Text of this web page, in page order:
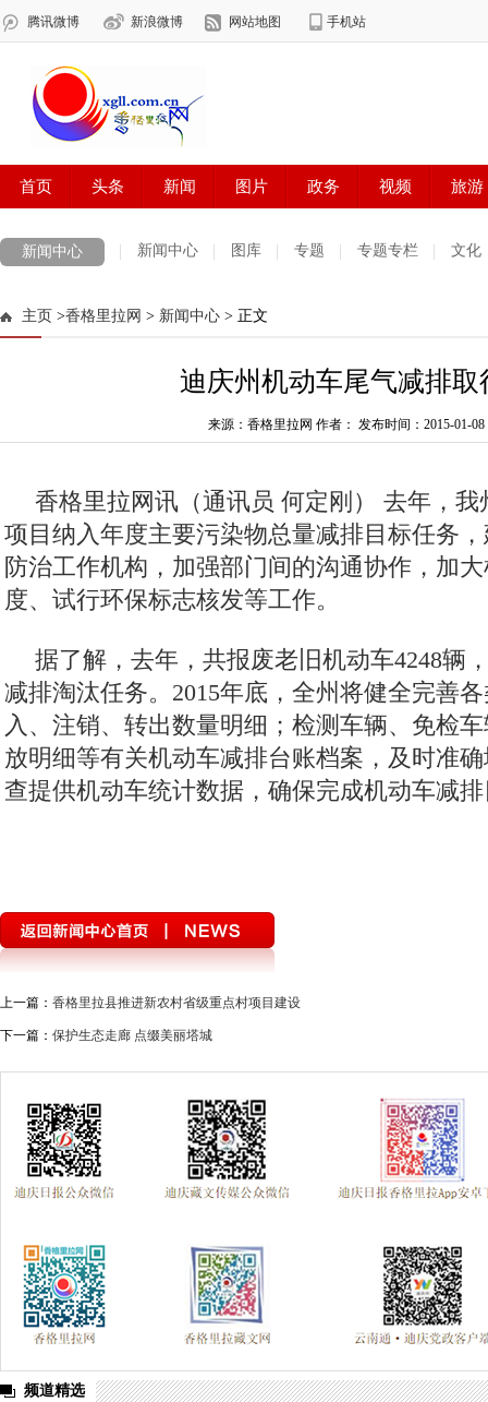
新闻中心 新闻中心 图库 专题 专题专栏 文化
法治迪庆
主页 >香格里拉网 > 新闻中心 > 正文
迪庆州机动车尾气减排取
来源：香格里拉网 作者： 发布时间：2015-01-08
香格里拉网讯（通讯员 何定刚）
去年，我
项目纳入年度主要污染物总量减排目标任务
防治工作机构，加强部门间的沟通协作，加
度、试行环保标志核发等工作。
据了解，去年，共报废老旧机动车4248辆
减排淘汰任务。2015年底，全州将健全完善
入、注销、转出数量明细；检测车辆、免检
放明细等有关机动车减排台账档案，及时准
查提供机动车统计数据，确保完成机动车减
上一篇： 香格里拉县推进新农村省级重点村项目建设
下一篇： 保护生态走廊 点缀美丽塔城
频道精选